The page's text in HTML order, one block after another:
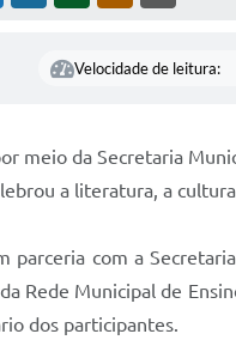
Velocidade de leitura:
meio da Secretaria
a literatura, a
parceria com a
Rede Municipal de
dos participantes.